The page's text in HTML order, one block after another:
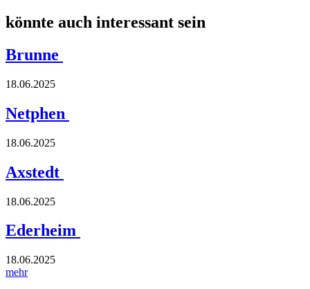
könnte auch interessant sein
Brunne
18.06.2025
Netphen
18.06.2025
Axstedt
18.06.2025
Ederheim
18.06.2025
mehr